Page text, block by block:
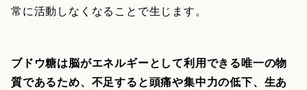
常に活動しなくなることで生じます。
ブドウ糖は脳がエネルギーとして利用できる唯一の物
質であるため、不足すると頭痛や集中力の低下、生あ